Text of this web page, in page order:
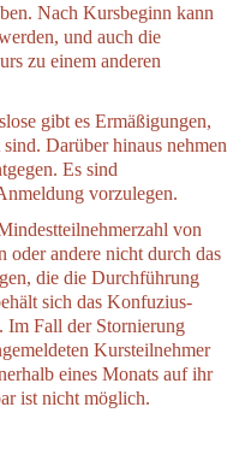
Nach Kursbeginn kann
und auch die
zu einem anderen
gibt es Ermäßigungen,
Darüber hinaus nehmen
Es sind
vorzulegen.
von
oder andere nicht durch das
die die Durchführung
sich das Konfuzius-
Im Fall der Stornierung
Kursteilnehmer
eines Monats auf ihr
ist nicht möglich.